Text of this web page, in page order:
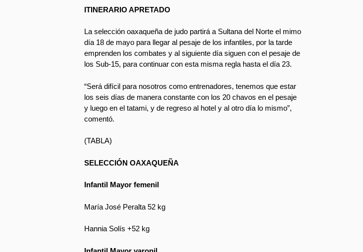
ITINERARIO APRETADO
La selección oaxaqueña de judo partirá a Sultana del Norte el mimo
día 18 de mayo para llegar al pesaje de los infantiles, por la tarde
emprenden los combates y al siguiente día siguen con el pesaje de
los Sub-15, para continuar con esta misma regla hasta el día 23.
“Será difícil para nosotros como entrenadores, tenemos que estar
los seis días de manera constante con los 20 chavos en el pesaje
y luego en el tatami, y de regreso al hotel y al otro día lo mismo”,
comentó.
(TABLA)
SELECCIÓN OAXAQUEÑA
Infantil Mayor femenil
María José Peralta 52 kg
Hannia Solís +52 kg